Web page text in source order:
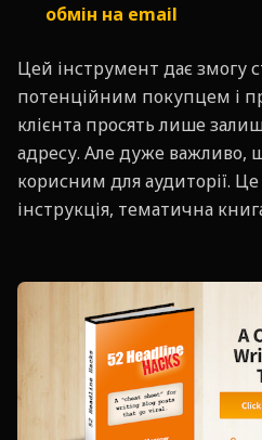
обмін на email
Цей інструмент дає змогу
потенційним покупцем і
клієнта просять лише
адресу. Але дуже важливо,
корисним для аудиторії.
інструкція, тематична